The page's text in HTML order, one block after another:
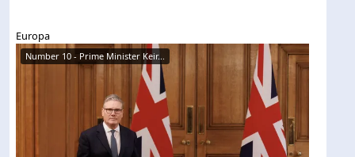
Europa
Number 10 - Prime Minister Keir...